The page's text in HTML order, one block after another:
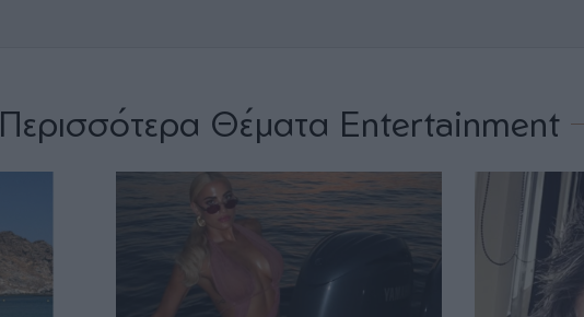
Περισσότερα Θέματα Entertainment